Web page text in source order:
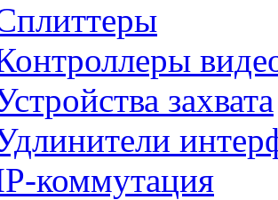
захвата
коммутация